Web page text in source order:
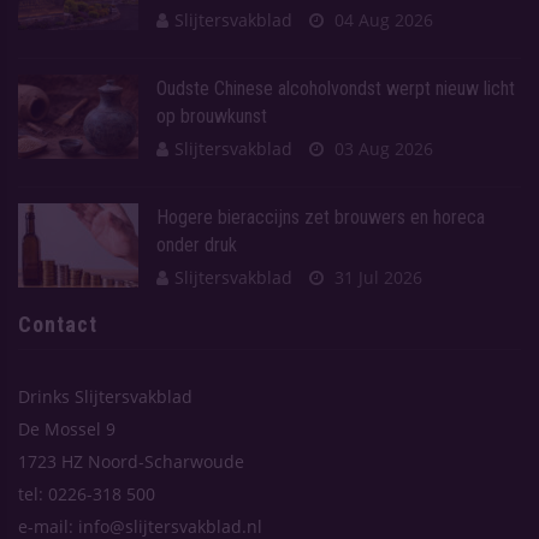
Slijtersvakblad
04 Aug 2026
Oudste Chinese alcoholvondst werpt nieuw licht
op brouwkunst
Slijtersvakblad
03 Aug 2026
Hogere bieraccijns zet brouwers en horeca
onder druk
Slijtersvakblad
31 Jul 2026
Contact
Drinks Slijtersvakblad
De Mossel 9
1723 HZ Noord-Scharwoude
tel: 0226-318 500
e-mail: info@slijtersvakblad.nl